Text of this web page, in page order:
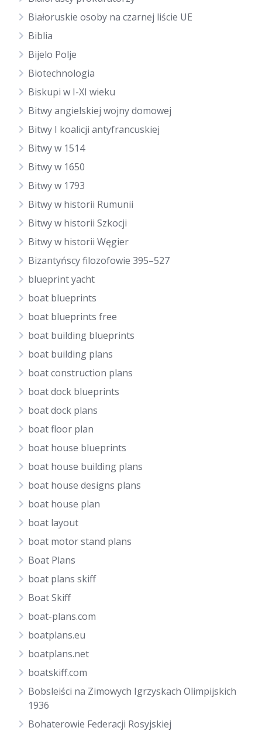
Białoruskie osoby na czarnej liście UE
Biblia
Bijelo Polje
Biotechnologia
Biskupi w I-XI wieku
Bitwy angielskiej wojny domowej
Bitwy I koalicji antyfrancuskiej
Bitwy w 1514
Bitwy w 1650
Bitwy w 1793
Bitwy w historii Rumunii
Bitwy w historii Szkocji
Bitwy w historii Węgier
Bizantyńscy filozofowie 395–527
blueprint yacht
boat blueprints
boat blueprints free
boat building blueprints
boat building plans
boat construction plans
boat dock blueprints
boat dock plans
boat floor plan
boat house blueprints
boat house building plans
boat house designs plans
boat house plan
boat layout
boat motor stand plans
Boat Plans
boat plans skiff
Boat Skiff
boat-plans.com
boatplans.eu
boatplans.net
boatskiff.com
Bobsleiści na Zimowych Igrzyskach Olimpijskich
1936
Bohaterowie Federacji Rosyjskiej